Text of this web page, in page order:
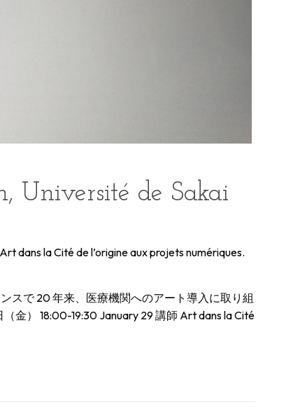
Université de Sakai
dans la Cité de l’origine aux projets numériques.
スで 20 年来、医療機関へのアート導入に取り組
（金） 18:00-19:30 January 29 講師 Art dans la Cité